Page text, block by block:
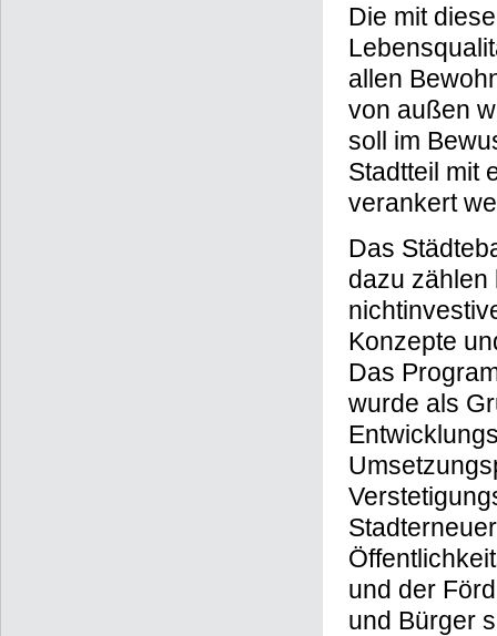
Die mit
allen
von außen
soll im
Stadtteil mit
verankert
Das
dazu zählen
Konzepte
Das
wurde als
und der
und Bürger